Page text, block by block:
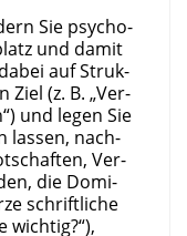
Sie psy­cho­
und damit
auf Struk­
Ziel (z. B. „Ver­
und legen Sie
las­sen, nach­
Ver­
die Domi­
schrift­li­che
wich­tig?“),